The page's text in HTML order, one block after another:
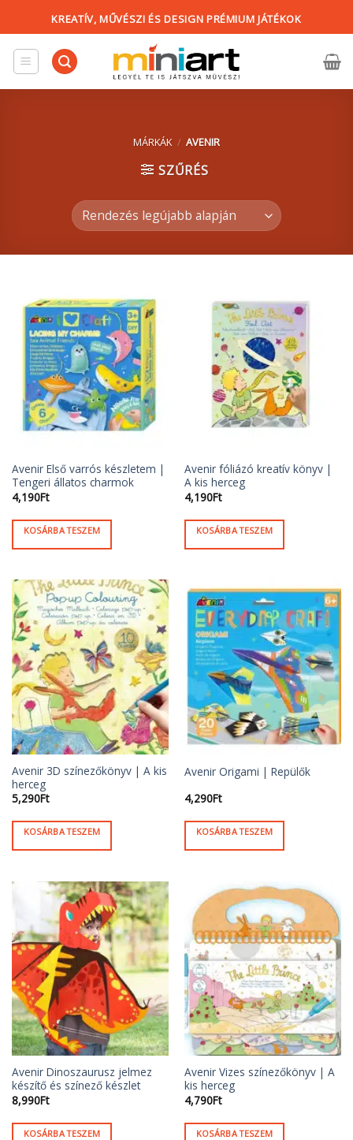
content
KREATÍV, MŰVÉSZI ÉS DESIGN PRÉMIUM JÁTÉKOK
MÁRKÁK / AVENIR
SZŰRÉS
Avenir Első varrós készletem |
Tengeri állatos charmok
4,190Ft
KOSÁRBA TESZEM
Avenir fóliázó kreatív könyv |
A kis herceg
4,190Ft
KOSÁRBA TESZEM
Avenir 3D színezőkönyv | A kis
herceg
5,290Ft
KOSÁRBA TESZEM
Avenir Origami | Repülők
4,290Ft
KOSÁRBA TESZEM
Avenir Dinoszaurusz jelmez
készítő és színező készlet
8,990Ft
KOSÁRBA TESZEM
Avenir Vizes színezőkönyv | A
kis herceg
4,790Ft
KOSÁRBA TESZEM